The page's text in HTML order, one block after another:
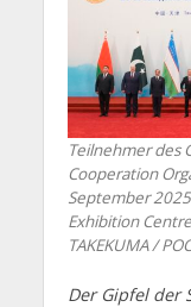
Teilnehmer des
Cooperation
September
Exhibition
TAKEKUMA /
Der Gipfel der